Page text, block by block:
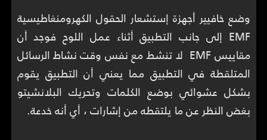
وضع خافيير أجهزة إستشعار الحقول الكهرومنغاطيسية
EMF إلى جانب التطبيق أثناء عمل اللوح فوجد أن
مقاييس EMF لا تنشط مع نفس وقت نشاط الرسائل
المتلقطة في التطبيق مما يعني أن التطبيق يقوم
بشكل عشوائي بوضع الكلمات وتحريك البلانشيتو
بغض النظر عن ما يلتقطه من إشارات ، أي أنه خدعة.